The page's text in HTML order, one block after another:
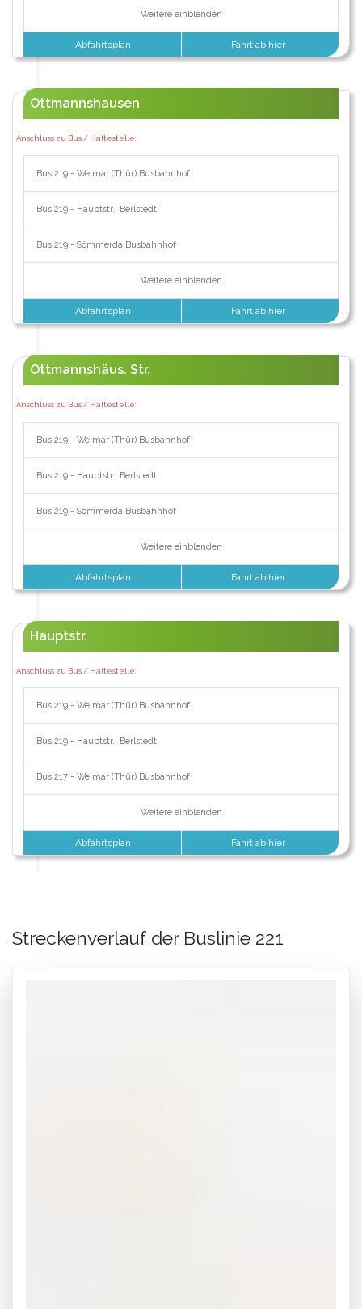
Weitere einblenden
Abfahrtsplan Fahrt ab hier
Ottmannshausen
Anschluss zu Bus / Haltestelle:
Bus 219 - Weimar (Thür) Busbahnhof
Bus 219 - Hauptstr., Berlstedt
Bus 219 - Sömmerda Busbahnhof
Weitere einblenden
Abfahrtsplan Fahrt ab hier
Ottmannshäus. Str.
Anschluss zu Bus / Haltestelle:
Bus 219 - Weimar (Thür) Busbahnhof
Bus 219 - Hauptstr., Berlstedt
Bus 219 - Sömmerda Busbahnhof
Weitere einblenden
Abfahrtsplan Fahrt ab hier
Hauptstr.
Anschluss zu Bus / Haltestelle:
Bus 219 - Weimar (Thür) Busbahnhof
Bus 219 - Hauptstr., Berlstedt
Bus 217 - Weimar (Thür) Busbahnhof
Weitere einblenden
Abfahrtsplan Fahrt ab hier
Streckenverlauf der Buslinie 221